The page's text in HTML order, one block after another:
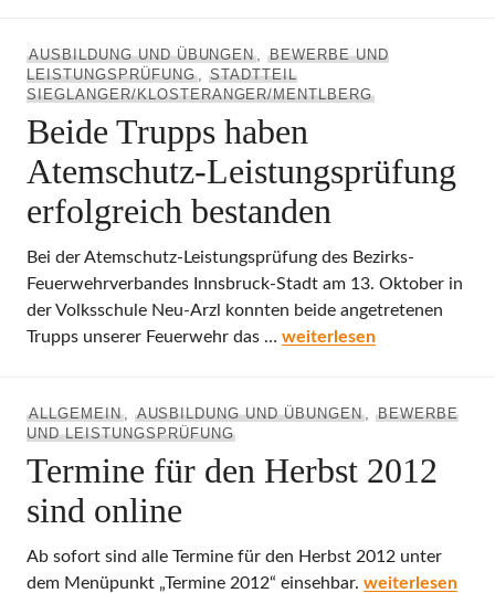
AUSBILDUNG UND ÜBUNGEN,BEWERBE UND
LEISTUNGSPRÜFUNG, STADTTEIL
SIEGLANGER/KLOSTERANGER/MENTLBERG
Beide Trupps haben
Atemschutz-Leistungsprüfung
erfolgreich bestanden
Bei der Atemschutz-Leistungsprüfung des Bezirks-
Feuerwehrverbandes Innsbruck-Stadt am 13. Oktober in
der Volksschule Neu-Arzl konnten beide angetretenen
Trupps unserer Feuerwehr das … Beide Trupps haben
weiterlesen
ALLGEMEIN, AUSBILDUNG UND ÜBUNGEN, BEWERBE
UND LEISTUNGSPRÜFUNG
Termine für den Herbst 2012
sind online
Ab sofort sind alle Termine für den Herbst 2012 unter
dem Menüpunkt „Termine 2012“ einsehbar. Termine für den
weiterlesen